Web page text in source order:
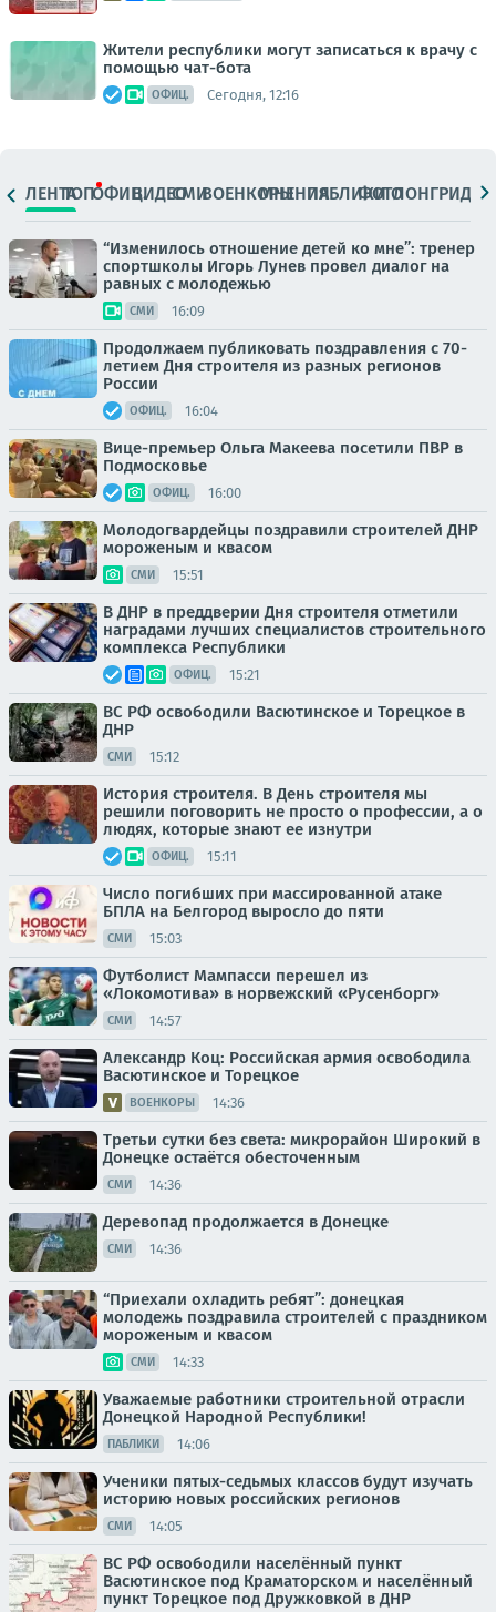
Жители республики могут записаться к врачу с
помощью чат-бота
ОФИЦ. Сегодня, 12:16
ЛЕНТАТОПОФИЦ.ВИДЕОСМИВОЕНКОРЫМНЕНИЯПАБЛИКИ
ФОТОЛОНГРИДЫ
“Изменилось отношение детей ко мне”: тренер
спортшколы Игорь Лунев провел диалог на
равных с молодежью
СМИ 16:09
Продолжаем публиковать поздравления с 70-
летием Дня строителя из разных регионов
России
ОФИЦ. 16:04
Вице-премьер Ольга Макеева посетили ПВР в
Подмосковье
ОФИЦ. 16:00
Молодогвардейцы поздравили строителей ДНР
мороженым и квасом
СМИ 15:51
В ДНР в преддверии Дня строителя отметили
наградами лучших специалистов строительного
комплекса Республики
ОФИЦ. 15:21
ВС РФ освободили Васютинское и Торецкое в
ДНР
СМИ 15:12
История строителя. В День строителя мы
решили поговорить не просто о профессии, а о
людях, которые знают ее изнутри
ОФИЦ. 15:11
Число погибших при массированной атаке
БПЛА на Белгород выросло до пяти
СМИ 15:03
Футболист Мампасси перешел из
«Локомотива» в норвежский «Русенборг»
СМИ 14:57
Александр Коц: Российская армия освободила
Васютинское и Торецкое
ВОЕНКОРЫ 14:36
Третьи сутки без света: микрорайон Широкий в
Донецке остаётся обесточенным
СМИ 14:36
Деревопад продолжается в Донецке
СМИ 14:36
“Приехали охладить ребят”: донецкая
молодежь поздравила строителей с праздником
мороженым и квасом
СМИ 14:33
Уважаемые работники строительной отрасли
Донецкой Народной Республики!
ПАБЛИКИ 14:06
Ученики пятых-седьмых классов будут изучать
историю новых российских регионов
СМИ 14:05
ВС РФ освободили населённый пункт
Васютинское под Краматорском и населённый
пункт Торецкое под Дружковкой в ДНР